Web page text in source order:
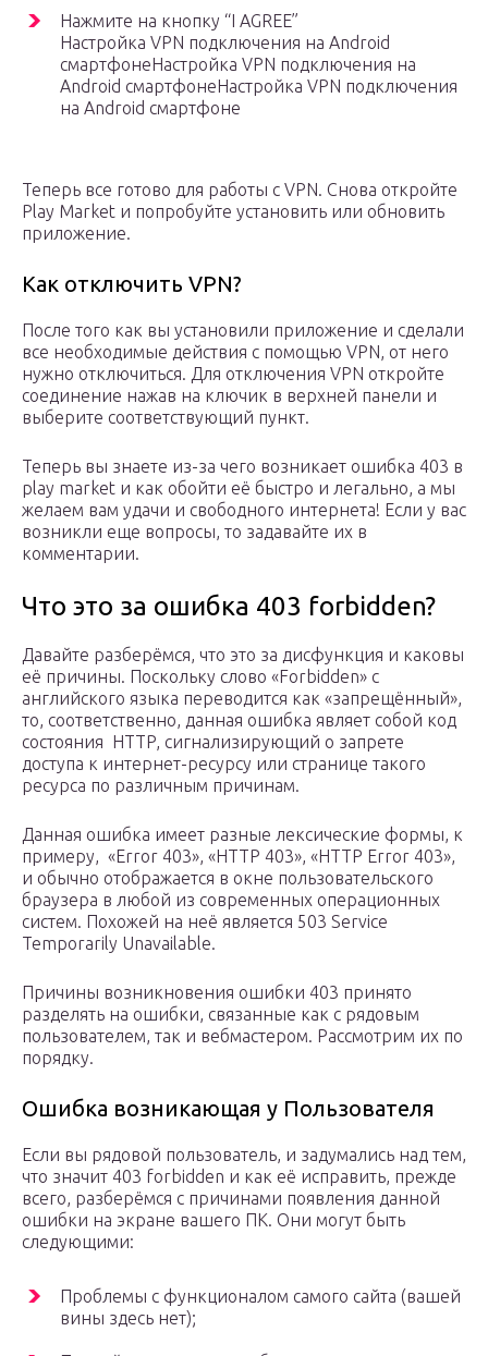
Нажмите на кнопку “I AGREE”
Настройка VPN подключения на Android
смартфонеНастройка VPN подключения на
Android смартфонеНастройка VPN подключения
на Android смартфоне
Теперь все готово для работы с VPN. Снова откройте
Play Market и попробуйте установить или обновить
приложение.
Как отключить VPN?
После того как вы установили приложение и сделали
все необходимые действия с помощью VPN, от него
нужно отключиться. Для отключения VPN откройте
соединение нажав на ключик в верхней панели и
выберите соответствующий пункт.
Теперь вы знаете из-за чего возникает ошибка 403 в
play market и как обойти её быстро и легально, а мы
желаем вам удачи и свободного интернета! Если у вас
возникли еще вопросы, то задавайте их в
комментарии.
Что это за ошибка 403 forbidden?
Давайте разберёмся, что это за дисфункция и каковы
её причины. Поскольку слово «Forbidden» с
английского языка переводится как «запрещённый»,
то, соответственно, данная ошибка являет собой код
состояния HTTP, сигнализирующий о запрете
доступа к интернет-ресурсу или странице такого
ресурса по различным причинам.
Данная ошибка имеет разные лексические формы, к
примеру, «Error 403», «HTTP 403», «HTTP Error 403»,
и обычно отображается в окне пользовательского
браузера в любой из современных операционных
систем. Похожей на неё является 503 Service
Temporarily Unavailable.
Причины возникновения ошибки 403 принято
разделять на ошибки, связанные как с рядовым
пользователем, так и вебмастером. Рассмотрим их по
порядку.
Ошибка возникающая у Пользователя
Если вы рядовой пользователь, и задумались над тем,
что значит 403 forbidden и как её исправить, прежде
всего, разберёмся с причинами появления данной
ошибки на экране вашего ПК. Они могут быть
следующими:
Проблемы с функционалом самого сайта (вашей
вины здесь нет);